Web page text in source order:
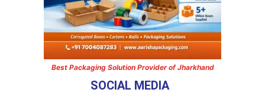
Best Packaging Solution Provider of Jharkhand
SOCIAL MEDIA